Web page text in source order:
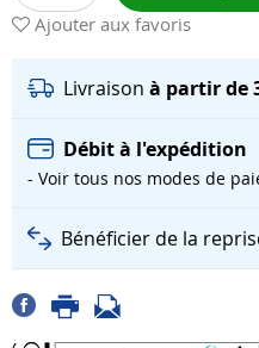
Ajouter aux favoris
Livraison à partir de
Débit à l'expédition
- Voir tous nos modes de
Bénéficier de la